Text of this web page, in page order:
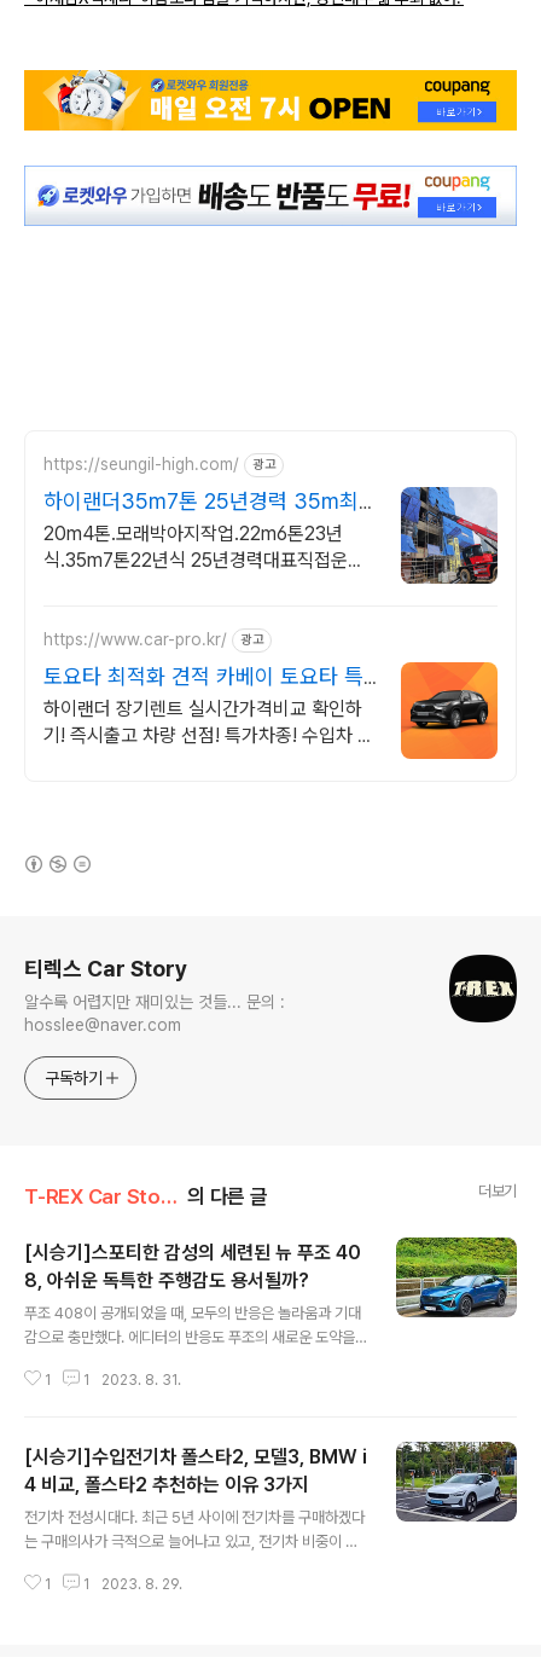
https://seungil-high.com/ 광고
하이랜더35m7톤 25년경력 35m최
신하이랜더전화상담환영
20m4톤.모래박아지작업.22m6톤23년
식.35m7톤22년식 25년경력대표직접운행
https://www.car-pro.kr/ 광고
토요타 최적화 견적 카베이 토요타 특
가차량 무료견적
하이랜더 장기렌트 실시간가격비교 확인하
기! 즉시출고 차량 선점! 특가차종! 수입차 최
티렉스 Car Story
알수록 어렵지만 재미있는 것들... 문의 :
hosslee@naver.com
구독하기
T-REX Car Story/Car 시승기 의 다른 글 더보기
[시승기]스포티한 감성의 세련된 뉴 푸조 40
8, 아쉬운 독특한 주행감도 용서될까?
푸조 408이 공개되었을 때, 모두의 반응은 놀라움과 기대
감으로 충만했다. 에디터의 반응도 푸조의 새로운 도약을
함으로 브랜드 신모델 공개행사에 거의 참석하지 않는 에
고, 최근 트렌드인 날렵한 쿠페스타일의 크로스오버 디자
인으로 좋은 반응이 예상됐다. 이런 반응은 스텔란티스의
자신감으로 표출되며 뉴 408은 ‘베이비 스포츠카’로 불릴
정도로 역동적인 디자인, 탁월한 주행 성능, 세단과 SUV의
강점을 모두 즐길 수 있는 활용성, 최신 편의·안전 사양, 다
양한 첨단 기술 등 프리미엄 차량의 강점을 모두 제공한다
1 1 2023. 8. 31.
[시승기]수입전기차 폴스타2, 모델3, BMW i
4 비교, 폴스타2 추천하는 이유 3가지
전기차 전성시대다. 최근 5년 사이에 전기차를 구매하겠다
는 구매의사가 극적으로 늘어나고 있고, 전기차 비중이 놀
라 모델들의 약진였고, 대중적인 인지도를 갖게 된 것은 테
1 1 2023. 8. 29.